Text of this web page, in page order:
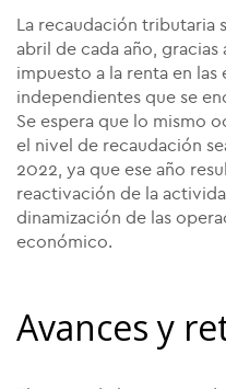
La recaudación tributaria
abril de cada año, gracias
impuesto a la renta en
independientes que se
Se espera que lo mismo
el nivel de recaudación
2022, ya que ese año
reactivación de la
dinamización de las
económico.
Avances y